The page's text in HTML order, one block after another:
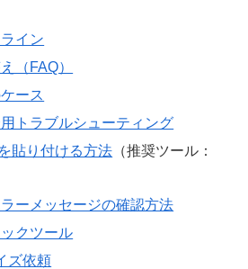
イン
（FAQ）
ース
トラブルシューティング
貼り付ける方法 （推奨ツール：
ーメッセージの確認方法
クツール
ズ依頼